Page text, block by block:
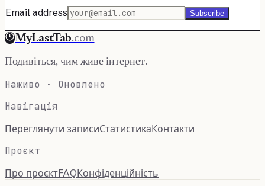
Email address
Subscribe
MyLastTab.com
Подивіться, чим живе інтернет.
Наживо · Оновлено
Навігація
Переглянути записиСтатистикаКонтакти
Проєкт
Про проєктFAQКонфіденційність